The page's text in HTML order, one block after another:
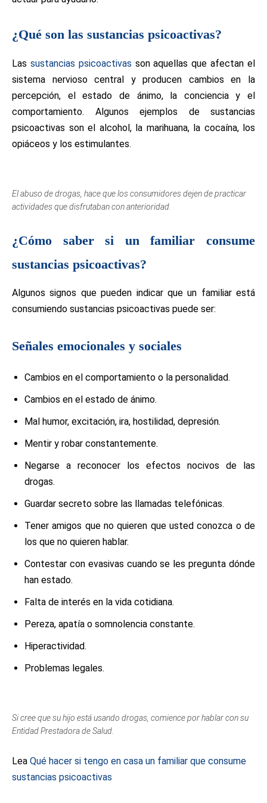
¿Qué son las sustancias psicoactivas?
Las sustancias psicoactivas son aquellas que afectan el
sistema nervioso central y producen cambios en la
percepción, el estado de ánimo, la conciencia y el
comportamiento. Algunos ejemplos de sustancias
psicoactivas son el alcohol, la marihuana, la cocaína, los
opiáceos y los estimulantes.
El abuso de drogas, hace que los consumidores dejen de practicar
actividades que disfrutaban con anterioridad.
¿Cómo saber si un familiar consume
sustancias psicoactivas?
Algunos signos que pueden indicar que un familiar está
consumiendo sustancias psicoactivas puede ser:
Señales emocionales y sociales
Cambios en el comportamiento o la personalidad.
Cambios en el estado de ánimo.
Mal humor, excitación, ira, hostilidad, depresión.
Mentir y robar constantemente.
Negarse a reconocer los efectos nocivos de las
drogas.
Guardar secreto sobre las llamadas telefónicas.
Tener amigos que no quieren que usted conozca o de
los que no quieren hablar.
Contestar con evasivas cuando se les pregunta dónde
han estado.
Falta de interés en la vida cotidiana.
Pereza, apatía o somnolencia constante.
Hiperactividad.
Problemas legales.
Si cree que su hijo está usando drogas, comience por hablar con su
Entidad Prestadora de Salud.
Lea Qué hacer si tengo en casa un familiar que consume
sustancias psicoactivas